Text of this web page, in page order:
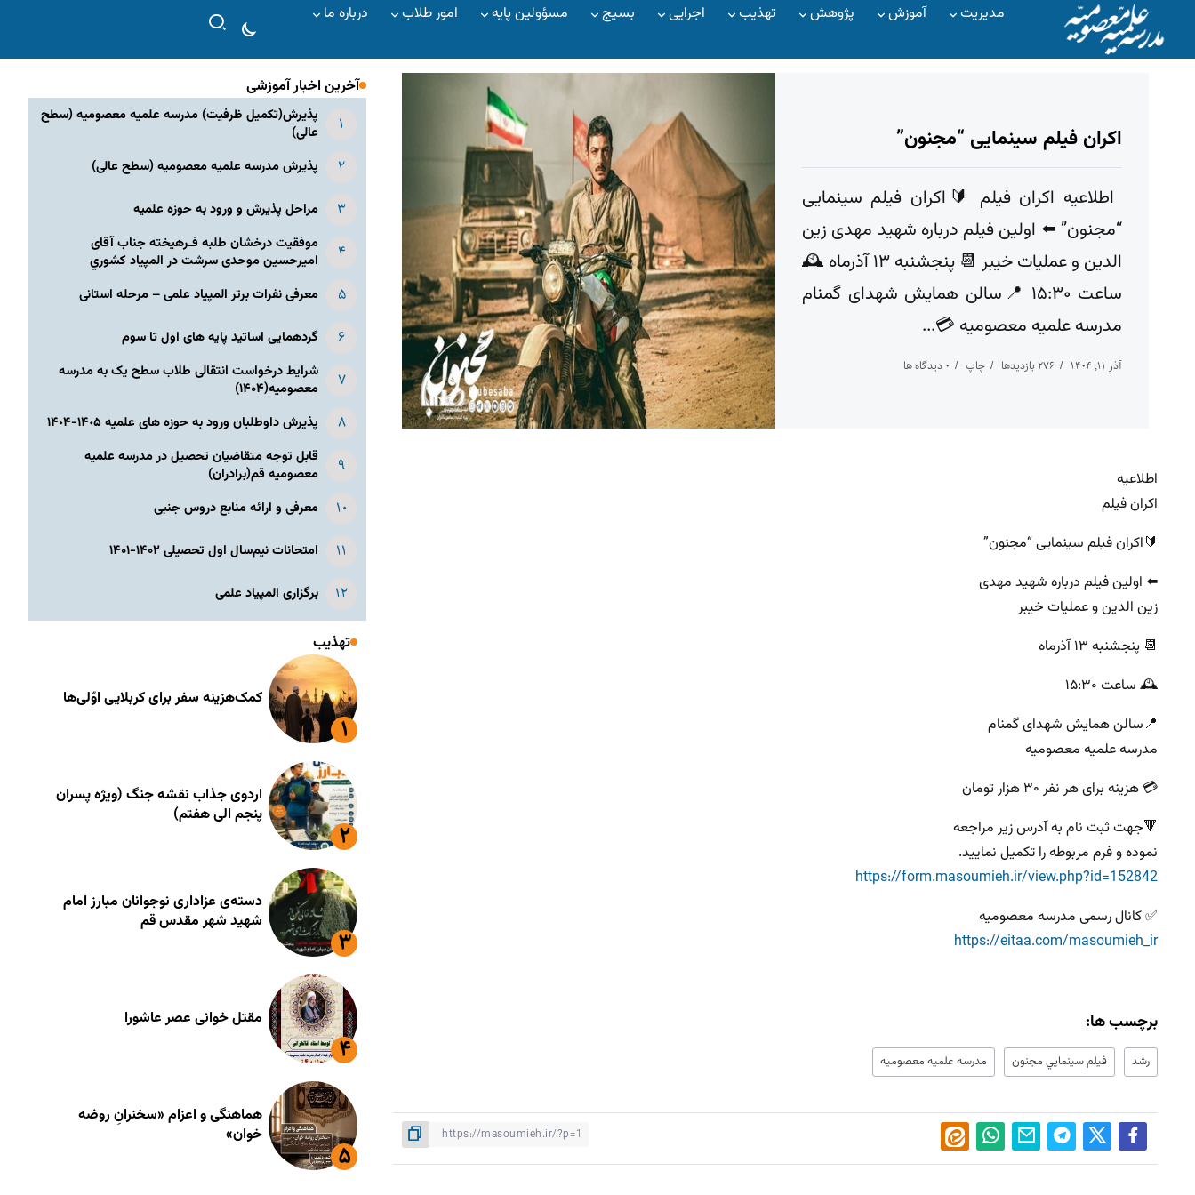
مدیریت آموزش پژوهش تهذیب اجرایی بسیج مسؤولین پایه امور طلاب درباره ما
اکران فیلم سینمایی “مجنون”
‌ اطلاعیه اکران فیلم 🔰اکران فیلم سینمایی
“مجنون” ⬅️ اولین فیلم درباره شهید مهدی زین
الدین و عملیات خیبر 📆 پنجشنبه ۱۳ آذرماه 🕰
ساعت ۱۵:۳۰ 📍سالن همایش شهدای گمنام
مدرسه علمیه معصومیه 💳...
آذر ۱۱, ۱۴۰۴ ۲۷۶ بازدیدها چاپ ۰ دیدگاه ها
اطلاعیه
اکران فیلم
🔰اکران فیلم سینمایی “مجنون”
⬅️ اولین فیلم درباره شهید مهدی
زین الدین و عملیات خیبر
📆 پنجشنبه ۱۳ آذرماه
🕰 ساعت ۱۵:۳۰
📍سالن همایش شهدای گمنام
مدرسه علمیه معصومیه
💳 هزینه برای هر نفر ۳۰ هزار تومان
🔻جهت ثبت نام به آدرس زیر مراجعه
نموده و فرم مربوطه را تکمیل نمایید.
https://form.masoumieh.ir/view.php?id=152842
✅ کانال رسمی مدرسه معصومیه
https://eitaa.com/masoumieh_ir
برچسب ها:
رشد فيلم سينمايي مجنون مدرسه علميه معصوميه
آخرین اخبار آموزشی
پذیرش(تکمیل ظرفیت) مدرسه علمیه معصومیه‌ (سطح
عالی)
پذیرش مدرسه علمیه معصومیه‌ (سطح عالی)
مراحل پذیرش و ورود به حوزه علمیه
موفقیت درخشان طلبه فـرهیخته جناب آقای
امیرحسین موحدی سرشت در المپياد كشوري
معرفی نفرات برتر المپیاد علمی – مرحله استانی
گردهمایی اساتید پایه های اول تا سوم
شرایط درخواست انتقالی طلاب سطح یک به مدرسه
معصومیه(۱۴۰۴)
پذیرش داوطلبان ورود به حوزه های علمیه ١۴٠۵-١۴٠۴
قابل توجه متقاضیان تحصیل در مدرسه علمیه
معصومیه قم(برادران)
معرفی و ارائه منابع دروس جنبی
امتحانات نیم‌سال اول تحصیلی ۱۴۰۲-۱۴۰۱
برگزاری المپیاد علمی
تهذیب
کمک‌هزینه سفر برای کربلایی اوّلی‌ها
اردوی جذاب نقشه جنگ (ویژه پسران
پنجم الی هفتم)
دسته‌ی عزاداری نوجوانان مبارز امام
شهید شهر مقدس قم
مقتل خوانی عصر عاشورا
هماهنگی و اعزام «سخنرانِ روضه
خوان»